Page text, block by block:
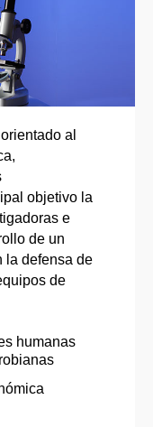
al
objetivo la
e
de un
la defensa de
de
humanas